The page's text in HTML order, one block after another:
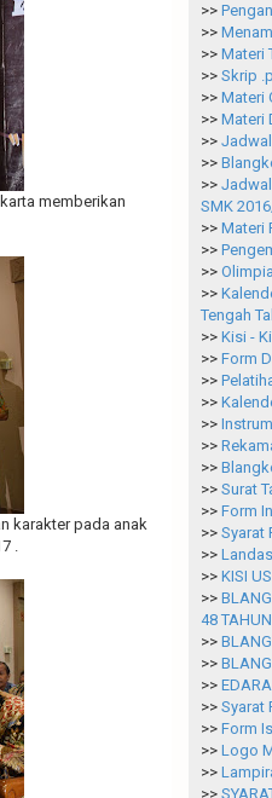
memberikan
karakter pada anak
.
>>
>>
>> Materi
>> Skrip
>> Materi
>> Materi
>> Jadwal
>>
>>
SMK
>> Materi
>>
>>
>>
Tengah
>> Kisi -
>> Form
>>
>>
>>
>>
>>
>> Surat
>> Form
>> Syarat
>>
>> KISI
>>
48
>>
>>
>>
>> Syarat
>> Form
>> Logo
>>
>>